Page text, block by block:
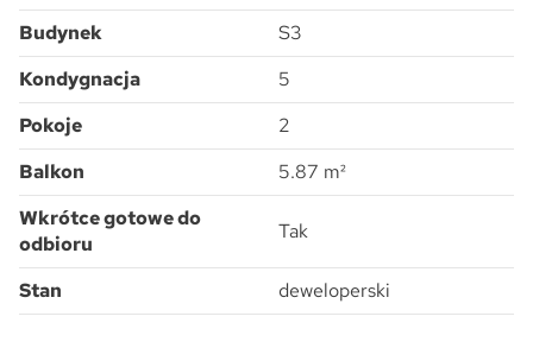
Budynek
S3
Kondygnacja
5
Pokoje
2
Balkon
5.87 m²
Wkrótce gotowe do
odbioru
Tak
Stan deweloperski